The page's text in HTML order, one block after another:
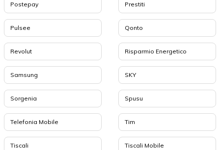
Postepay Prestiti
Pulsee Qonto
Revolut Risparmio Energetico
Samsung SKY
Sorgenia Spusu
Telefonia Mobile Tim
Tiscali Tiscali Mobile